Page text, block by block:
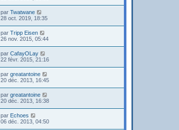
par Twatwane
28 oct. 2019, 18:35
par Tripp Eisen
26 nov. 2015, 05:44
par CafayOLay
22 févr. 2015, 21:16
par greatantoine
20 déc. 2013, 16:45
par greatantoine
20 déc. 2013, 16:38
par Echoes
06 déc. 2013, 04:50